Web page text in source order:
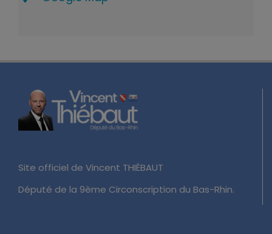
Site officiel de Vincent THIÉBAUT
Député de la 9ème Circonscription du Bas-Rhin.